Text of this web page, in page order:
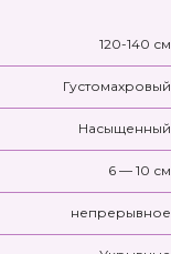
120-140 см
Густомахровый
Насыщенный
6 — 10 см
непрерывное